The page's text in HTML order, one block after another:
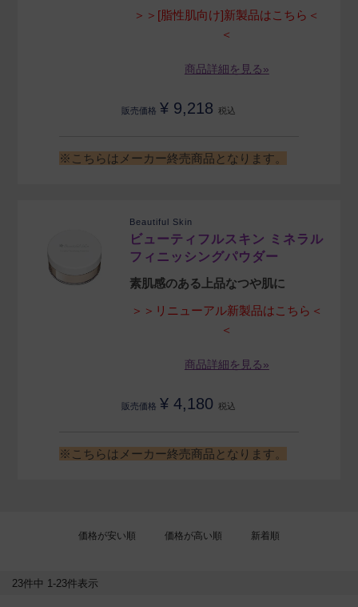
＞＞[脂性肌向け]新製品はこちら＜
＜
商品詳細を見る»
販売価格 ¥ 9,218 税込
※こちらはメーカー終売商品となります。
Beautiful Skin
ビューティフルスキン ミネラル
フィニッシングパウダー
素肌感のある上品なつや肌に
＞＞リニューアル新製品はこちら＜
＜
商品詳細を見る»
販売価格 ¥ 4,180 税込
※こちらはメーカー終売商品となります。
価格が安い順 価格が高い順 新着順
23件中 1-23件表示